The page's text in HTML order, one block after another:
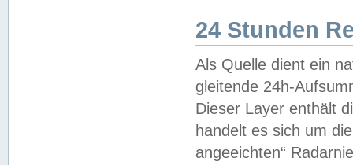
24 Stunden
Als Quelle dient ein
gleitende 24h-
Dieser Layer enthält
handelt es sich um
angeeichten“